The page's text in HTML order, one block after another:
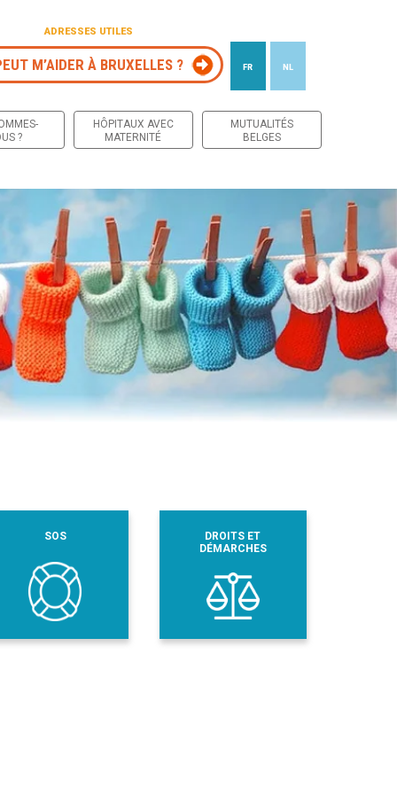
ADRESSES UTILES
M’AIDER À BRUXELLES ? FR NL
?
HÔPITAUX AVEC
MATERNITÉ
MUTUALITÉS
BELGES
SOS
DROITS ET
DÉMARCHES